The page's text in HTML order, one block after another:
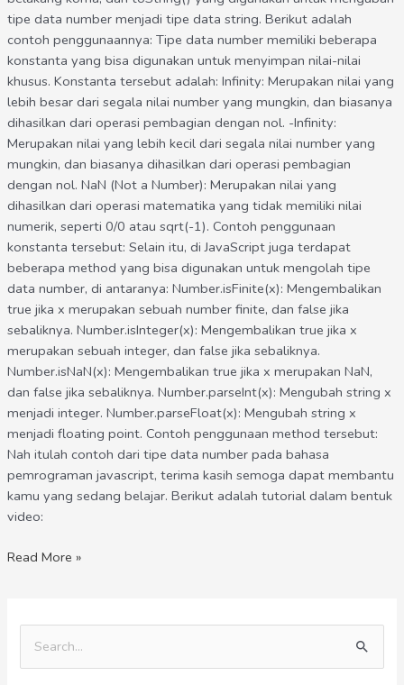
tipe data number menjadi tipe data string. Berikut adalah
contoh penggunaannya: Tipe data number memiliki beberapa
konstanta yang bisa digunakan untuk menyimpan nilai-nilai
khusus. Konstanta tersebut adalah: Infinity: Merupakan nilai yang
lebih besar dari segala nilai number yang mungkin, dan biasanya
dihasilkan dari operasi pembagian dengan nol. -Infinity:
Merupakan nilai yang lebih kecil dari segala nilai number yang
mungkin, dan biasanya dihasilkan dari operasi pembagian
dengan nol. NaN (Not a Number): Merupakan nilai yang
dihasilkan dari operasi matematika yang tidak memiliki nilai
numerik, seperti 0/0 atau sqrt(-1). Contoh penggunaan
konstanta tersebut: Selain itu, di JavaScript juga terdapat
beberapa method yang bisa digunakan untuk mengolah tipe
data number, di antaranya: Number.isFinite(x): Mengembalikan
true jika x merupakan sebuah number finite, dan false jika
sebaliknya. Number.isInteger(x): Mengembalikan true jika x
merupakan sebuah integer, dan false jika sebaliknya.
Number.isNaN(x): Mengembalikan true jika x merupakan NaN,
dan false jika sebaliknya. Number.parseInt(x): Mengubah string x
menjadi integer. Number.parseFloat(x): Mengubah string x
menjadi floating point. Contoh penggunaan method tersebut:
Nah itulah contoh dari tipe data number pada bahasa
pemrograman javascript, terima kasih semoga dapat membantu
kamu yang sedang belajar. Berikut adalah tutorial dalam bentuk
video:
Read More »
a